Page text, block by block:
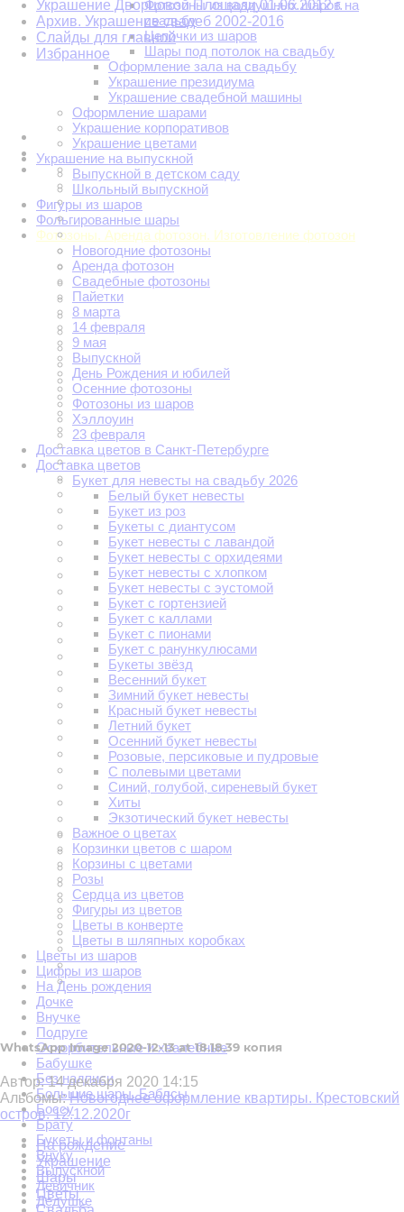
Фотозоны из воздушных шаров на
свадьбу
Цепочки из шаров
Шары под потолок на свадьбу
Оформление зала на свадьбу
Украшение президиума
Украшение свадебной машины
Оформление шарами
Украшение корпоративов
Украшение цветами
Украшение на выпускной
Выпускной в детском саду
Школьный выпускной
Фигуры из шаров
Фольгированные шары
Фотозоны. Аренда фотозон. Изготовление фотозон
Новогодние фотозоны
Аренда фотозон
Свадебные фотозоны
Пайетки
8 марта
14 февраля
9 мая
Выпускной
День Рождения и юбилей
Осенние фотозоны
Фотозоны из шаров
Хэллоуин
23 февраля
Доставка цветов в Санкт-Петербурге
Доставка цветов
Букет для невесты на свадьбу 2026
Белый букет невесты
Букет из роз
Букеты с диантусом
Букет невесты с лавандой
Букет невесты с орхидеями
Букет невесты с хлопком
Букет невесты с эустомой
Букет с гортензией
Букет с каллами
Букет с пионами
Букет с ранункулюсами
Букеты звёзд
Весенний букет
Зимний букет невесты
Красный букет невесты
Летний букет
Осенний букет невесты
Розовые, персиковые и пудровые
С полевыми цветами
Синий, голубой, сиреневый букет
Хиты
Экзотический букет невесты
Важное о цветах
Корзинки цветов с шаром
Корзины с цветами
Розы
Сердца из цветов
Фигуры из цветов
Цветы в конверте
Цветы в шляпных коробках
Цветы из шаров
Цифры из шаров
На День рождения
Дочке
Внучке
Подруге
Оскорбительные и хвалебные
Бабушке
Без надписи
Большие шары. Баблсы
Боссу
Брату
Букеты и фонтаны
Внуку
Выпускной
Девичник
Дедушке
Украшение Дворцовой Площади 01.06.2012 г.
Архив. Украшение свадеб 2002-2016
Слайды для главной
Избранное
WhatsApp Image 2020-12-13 at 18.18.39 копия
Автор:14 декабря 2020 14:15
Альбомы:Новогоднее оформление квартиры. Крестовский
остров. 12.12.2020г
На рождение
Украшение
Шары
Цветы